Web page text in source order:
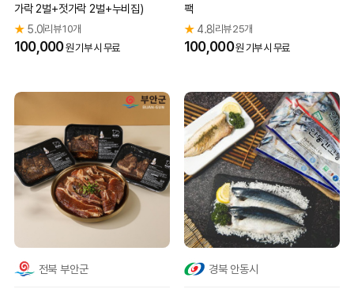
가락 2벌+젓가락 2벌+누비집)
★5.0 리뷰 10개
100,000원 기부 시 무료
팩
★ 4.8 리뷰 25개
100,000원 기부 시 무료
전북 부안군 경북 안동시